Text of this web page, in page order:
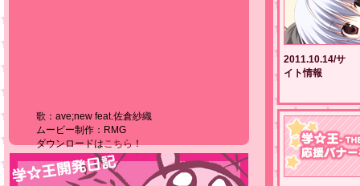
歌：ave;new feat.佐倉紗織
ムービー制作：RMG
ダウンロードはこちら！
2011.10.14/サ
イト情報